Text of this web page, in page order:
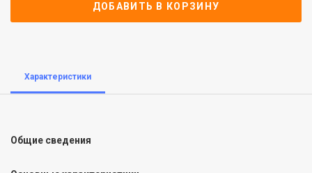
ДОБАВИТЬ В КОРЗИНУ
Характеристики
Общие сведения